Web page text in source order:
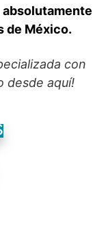
de México.
con
desde aquí!